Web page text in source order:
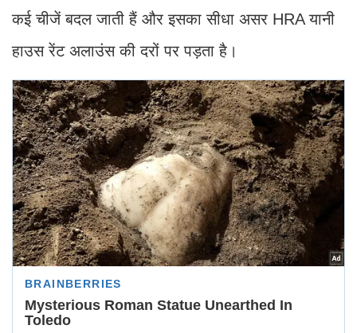
कई चीजें बदल जाती हैं और इसका सीधा असर HRA यानी
हाउस रेंट अलाउंस की दरों पर पड़ता है।